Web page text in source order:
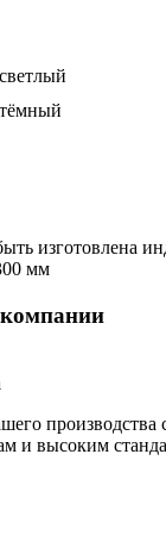
изготовлена
мм
производства
и высоким